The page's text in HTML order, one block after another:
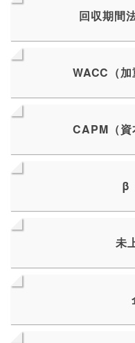
回収期間
WACC（加
CAPM（資
β
未